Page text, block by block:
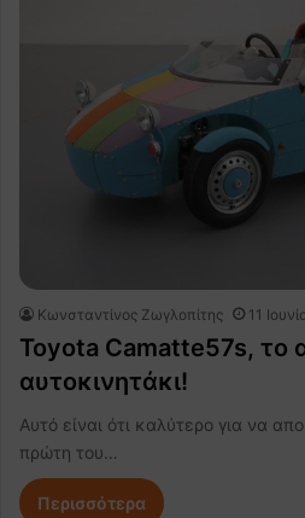
Κωνσταντίνος Ζωγλοπίτης 11
Toyota Camatte57s, το
αυτοκινητάκι!
Αυτό είναι ότι καλύτερο για να
πρώτη του…
Περισσότερα